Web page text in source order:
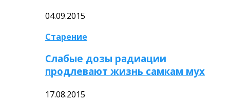
04.09.2015
Старение
Слабые дозы радиации
продлевают жизнь самкам мух
17.08.2015